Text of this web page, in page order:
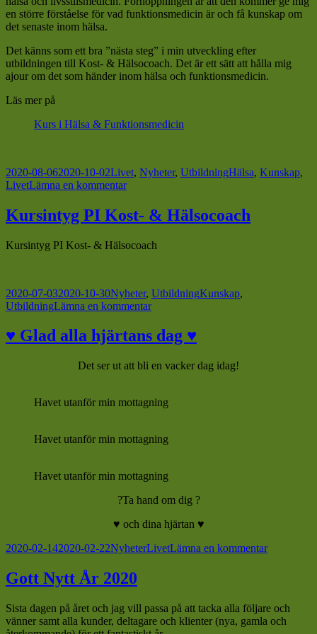
en större förståelse för vad funktionsmedicin är och få kunskap om
det senaste inom hälsa.
Det känns som ett bra ”nästa steg” i min utveckling efter
utbildningen till Kost- & Hälsocoach. Det är ett sätt att hålla mig
ajour om det som händer inom hälsa och funktionsmedicin.
Läs mer på
Kurs i Hälsa & Funktionsmedicin
Postat
2020-08-062020-10-02Kategorier
Livet, Nyheter, UtbildningTaggar
Hälsa, Kunskap,
LivetLämna en kommentartill
funktionsmedicin
Kursintyg PI Kost- & Hälsocoach
Kursintyg PI Kost- & Hälsocoach
Postat
2020-07-032020-10-30Kategorier
Nyheter, UtbildningTaggar
Kunskap,
UtbildningLämna en kommentartill
PI
Kost-
Hälsocoach
♥️ Glad alla hjärtans dag ♥️
Det ser ut att bli en vacker dag idag!
Havet utanför min mottagning
Havet utanför min mottagning
Havet utanför min mottagning
?Ta hand om dig ?
♥️ och dina hjärtan ♥️
Postat
2020-02-142020-02-22Kategorier
NyheterTaggar
LivetLämna en kommentartill
dag
♥️
Gott Nytt År 2020
Sista dagen på året och jag vill passa på att tacka alla följare och
vänner samt alla kunder, deltagare och klienter (nya, gamla och